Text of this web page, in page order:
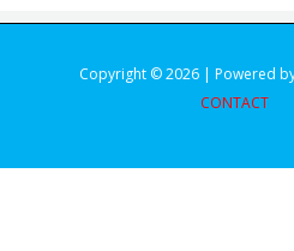
Copyright © 2026 | Powered
CONTACT